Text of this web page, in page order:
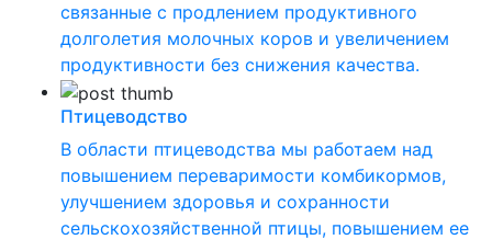
связанные с продлением продуктивного
долголетия молочных коров и увеличением
продуктивности без снижения качества.
Птицеводство
В области птицеводства мы работаем над
повышением переваримости комбикормов,
улучшением здоровья и сохранности
сельскохозяйственной птицы, повышением ее